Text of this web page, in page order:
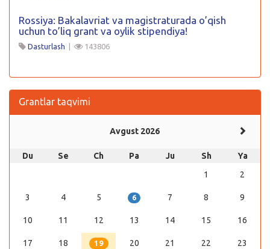
Rossiya: Bakalavriat va magistraturada o’qish
uchun to’liq grant va oylik stipendiya!
Dasturlash | 143806
Grantlar taqvimi
Avgust 2026
Du Se Ch Pa Ju Sh
Ya
1
2
3 4 5 6 7 8 9
10 11 12 13 14 15 16
17 18 19 20 21 22 23